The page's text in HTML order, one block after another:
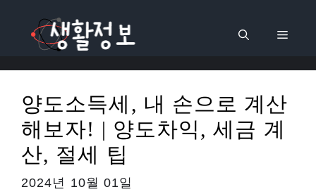
로
메
양도소득세, 내 손으로 계산
해보자! | 양도차익, 세금 계
산, 절세 팁
2024년 10월 01일